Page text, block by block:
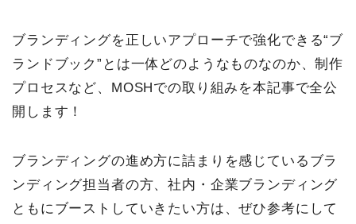
o
k
r e
ブランディングを正しいアプローチで強化できる“ブ
ランドブック”とは一体どのようなものなのか、制作
プロセスなど、MOSHでの取り組みを本記事で全公
開します！
ブランディングの進め方に詰まりを感じているブラ
ンディング担当者の方、社内・企業ブランディング
ともにブーストしていきたい方は、ぜひ参考にして